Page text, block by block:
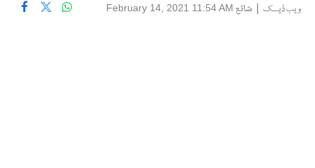
ویب ڈیسک | شائع February 14, 2021 11:54 AM